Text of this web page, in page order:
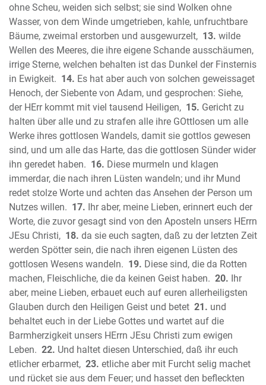
Das Evangelium nach Matthäus
Das Evangelium nach Markus
Das Evangelium nach Lukas
Das Evangelium nach Johannes
Die Apostelgeschichte des Lukas
Der Brief des Paulus an die Römer
Der erste Brief des Paulus an die
Korinther
Der zweite Brief des Paulus an die
Korinther
Der Brief des Paulus an die Galater
Der Brief des Paulus an die Epheser
Der Brief des Paulus an die Philipper
Der Brief des Paulus an die Kolosser
Der erste Brief des Paulus an die
Thessalonicher
Der zweite Brief des Paulus an die
Thessalonicher
Der erste Brief des Paulus an Thimotheus
Der zweite Brief des Paulus an
Thimotheus
Der Brief des Paulus an Titus
Der Brief des Paulus an Philemon
Der erste Brief des Petrus
ohne Scheu, weiden sich selbst; sie sind Wolken ohne
Wasser, von dem Winde umgetrieben, kahle, unfruchtbare
Bäume, zweimal erstorben und ausgewurzelt, 13. wilde
Wellen des Meeres, die ihre eigene Schande ausschäumen,
irrige Sterne, welchen behalten ist das Dunkel der Finsternis
in Ewigkeit. 14. Es hat aber auch von solchen geweissaget
Henoch, der Siebente von Adam, und gesprochen: Siehe,
der HErr kommt mit viel tausend Heiligen, 15. Gericht zu
halten über alle und zu strafen alle ihre GOttlosen um alle
Werke ihres gottlosen Wandels, damit sie gottlos gewesen
sind, und um alle das Harte, das die gottlosen Sünder wider
ihn geredet haben. 16. Diese murmeln und klagen
immerdar, die nach ihren Lüsten wandeln; und ihr Mund
redet stolze Worte und achten das Ansehen der Person um
Nutzes willen. 17. Ihr aber, meine Lieben, erinnert euch der
Worte, die zuvor gesagt sind von den Aposteln unsers HErrn
JEsu Christi, 18. da sie euch sagten, daß zu der letzten Zeit
werden Spötter sein, die nach ihren eigenen Lüsten des
gottlosen Wesens wandeln. 19. Diese sind, die da Rotten
machen, Fleischliche, die da keinen Geist haben. 20. Ihr
aber, meine Lieben, erbauet euch auf euren allerheiligsten
Glauben durch den Heiligen Geist und betet 21. und
behaltet euch in der Liebe Gottes und wartet auf die
Barmherzigkeit unsers HErrn JEsu Christi zum ewigen
Leben. 22. Und haltet diesen Unterschied, daß ihr euch
etlicher erbarmet, 23. etliche aber mit Furcht selig machet
und rücket sie aus dem Feuer; und hasset den befleckten